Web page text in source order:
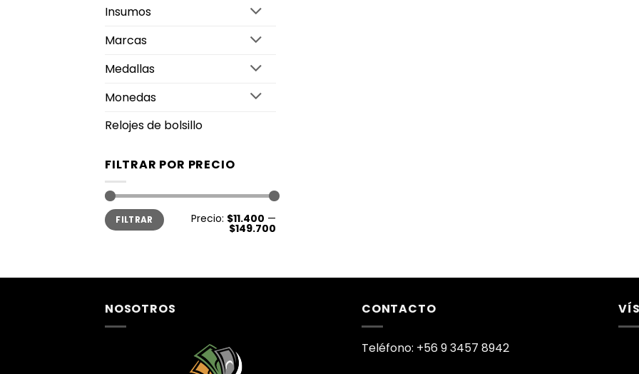
Insumos
Marcas
Medallas
Monedas
Relojes de bolsillo
FILTRAR POR PRECIO
Precio
mínimo
Precio
máximo
FILTRAR Precio: $11.400 —
$149.700
NOSOTROS CONTACTO
Teléfono: +56 9 3457 8942